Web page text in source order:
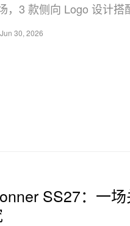
，3 款侧向 Logo 设计搭
Jun 30, 2026
SS27：一